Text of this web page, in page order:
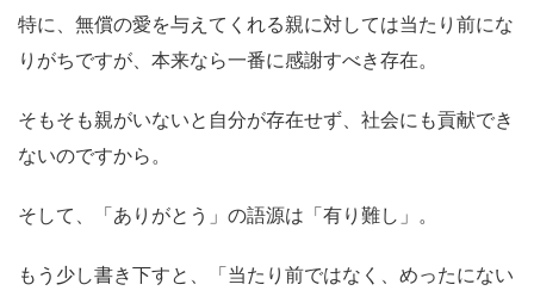
特に、無償の愛を与えてくれる親に対しては当たり前にな
りがちですが、本来なら一番に感謝すべき存在。
そもそも親がいないと自分が存在せず、社会にも貢献でき
ないのですから。
そして、「ありがとう」の語源は「有り難し」。
もう少し書き下すと、「当たり前ではなく、めったにない